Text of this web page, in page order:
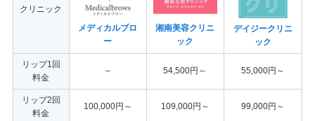
クリニック
メディカルブロ
ー
湘南美容クリニ
ック
デイジークリニ
ック
リップ1回
料金
– 54,500円～ 55,000円～
リップ2回
料金
100,000円～ 109,000円～ 99,000円～